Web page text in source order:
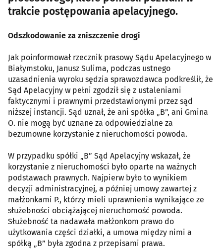
trakcie postępowania apelacyjnego.
Odszkodowanie za zniszczenie drogi
Jak poinformował rzecznik prasowy Sądu Apelacyjnego w
Białymstoku, Janusz Sulima, podczas ustnego
uzasadnienia wyroku sędzia sprawozdawca podkreślił, że
Sąd Apelacyjny w pełni zgodził się z ustaleniami
faktycznymi i prawnymi przedstawionymi przez sąd
niższej instancji. Sąd uznał, że ani spółka „B”, ani Gmina
O. nie mogą być uznane za odpowiedzialne za
bezumowne korzystanie z nieruchomości powoda.
W przypadku spółki „B” Sąd Apelacyjny wskazał, że
korzystanie z nieruchomości było oparte na ważnych
podstawach prawnych. Najpierw było to wynikiem
decyzji administracyjnej, a później umowy zawartej z
małżonkami P., którzy mieli uprawnienia wynikające ze
służebności obciążającej nieruchomość powoda.
Służebność ta nadawała małżonkom prawo do
użytkowania części działki, a umowa między nimi a
spółką „B” była zgodna z przepisami prawa.